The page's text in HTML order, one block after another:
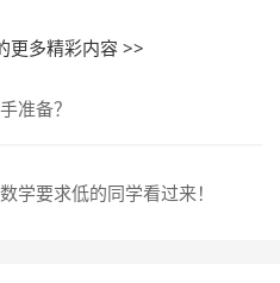
更多精彩内容 >>
准备？
学要求低的同学看过来！